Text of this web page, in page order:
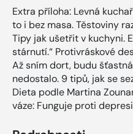
Extra příloha: Levná
to i bez masa. Těstoviny
Tipy jak ušetřit v kuchyni.
stárnutí.“ Protivráskové
Až sním dort, budu
nedostalo. 9 tipů, jak se
Dieta podle Martina
váze: Funguje proti